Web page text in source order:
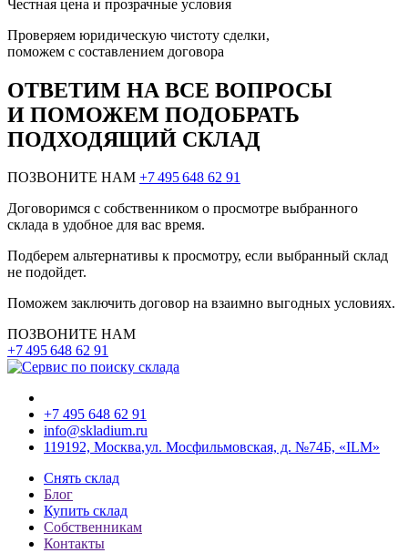
Честная цена и прозрачные условия
Проверяем юридическую чистоту сделки,
поможем с составлением договора
ОТВЕТИМ НА ВСЕ ВОПРОСЫ
И ПОМОЖЕМ ПОДОБРАТЬ
ПОДХОДЯЩИЙ СКЛАД
ПОЗВОНИТЕ НАМ +7 495 648 62 91
Договоримся с собственником о просмотре выбранного
склада в удобное для вас время.
Подберем альтернативы к просмотру, если выбранный склад
не подойдет.
Поможем заключить договор на взаимно выгодных условиях.
ПОЗВОНИТЕ НАМ
+7 495 648 62 91
+7 495 648 62 91
info@skladium.ru
119192, Москва,ул. Мосфильмовская, д. №74Б, «ILM»
Снять склад
Блог
Купить склад
Собственникам
Контакты